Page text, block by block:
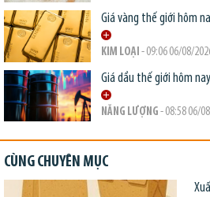
Giá vàng thế giới hôm
KIM LOẠI - 09:06 06/08/
Giá dầu thế giới hôm
NĂNG LƯỢNG - 08:58 06/
CÙNG CHUYÊN MỤC